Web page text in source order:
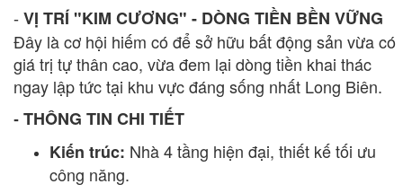
- VỊ TRÍ "KIM CƯƠNG" - DÒNG TIỀN BỀN VỮNG
Đây là cơ hội hiếm có để sở hữu bất động sản vừa có
giá trị tự thân cao, vừa đem lại dòng tiền khai thác
ngay lập tức tại khu vực đáng sống nhất Long Biên.
- THÔNG TIN CHI TIẾT
Kiến trúc: Nhà 4 tầng hiện đại, thiết kế tối ưu
công năng.